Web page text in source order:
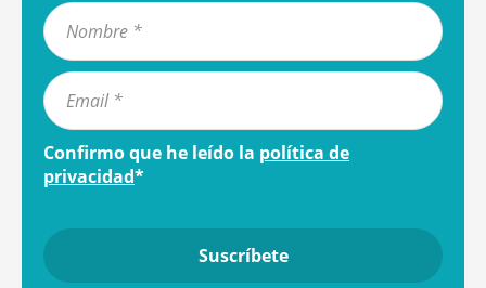
Confirmo que he leído la política de
privacidad*